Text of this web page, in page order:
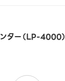
ター（LP-4000）